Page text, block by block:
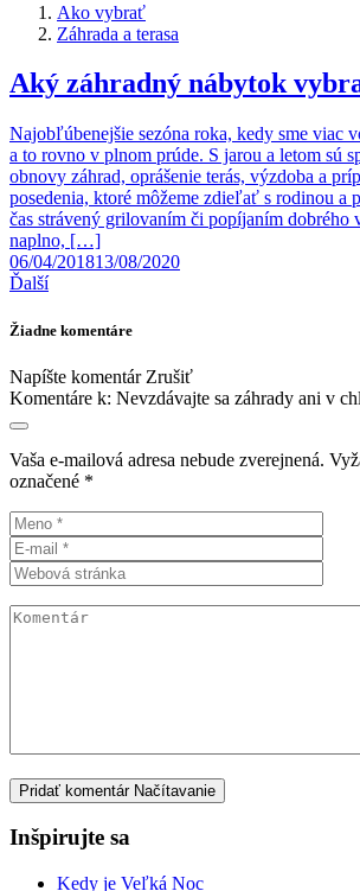
Ako vybrať
Záhrada a terasa
Aký záhradný nábytok
Najobľúbenejšie sezóna roka, kedy sme viac
a to rovno v plnom prúde. S jarou a letom sú
obnovy záhrad, oprášenie terás, výzdoba a
posedenia, ktoré môžeme zdieľať s rodinou a
čas strávený grilovaním či popíjaním dobrého
naplno, […]
06/04/201813/08/2020
Ďalší
Žiadne komentáre
Napíšte komentár Zrušiť
Komentáre k: Nevzdávajte sa záhrady ani v
Vaša e-mailová adresa nebude zverejnená.
označené *
Pridať komentár Načítavanie
Inšpirujte sa
Kedy je Veľká Noc